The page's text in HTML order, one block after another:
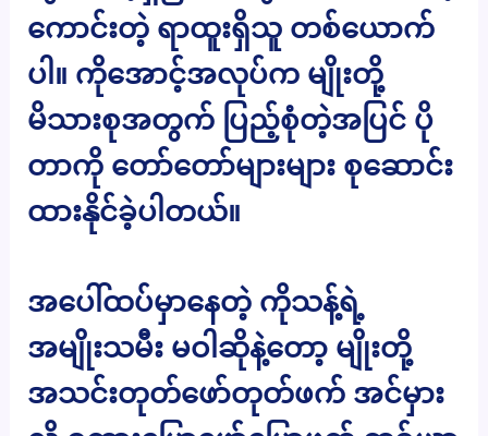
ကောင်းတဲ့ ရာထူးရှိသူ တစ်ယောက်
ပါ။ ကိုအောင့်အလုပ်က မျိုးတို့
မိသားစုအတွက် ပြည့်စုံတဲ့အပြင် ပို
တာကို တော်တော်များများ စုဆောင်း
ထားနိုင်ခဲ့ပါတယ်။
အပေါ်ထပ်မှာနေတဲ့ ကိုသန့်ရဲ့
အမျိုးသမီး မဝါဆိုနဲ့တော့ မျိုးတို့
အသင်းတုတ်ဖော်တုတ်ဖက် အင်မှား